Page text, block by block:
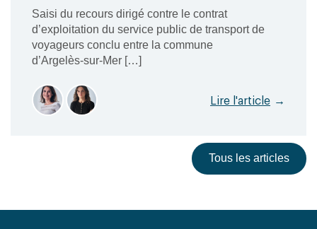
Saisi du recours dirigé contre le contrat
d’exploitation du service public de transport de
voyageurs conclu entre la commune
d’Argelès‑sur‑Mer […]
Lire l'article →
Tous les articles